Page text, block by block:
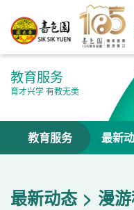
教育服务
育才兴学 有教无类
教育服务 最新
最新动态 漫